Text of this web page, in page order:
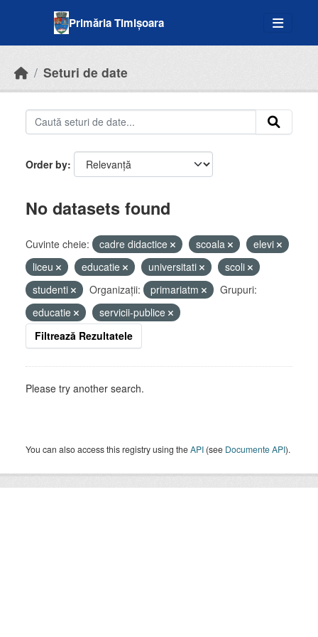
Primăria Timișoara
Seturi de date
Order by
No datasets found
Cuvinte cheie: cadre didactice scoala
elevi
liceu
educatie universitati
scoli
studenti
Organizații: primariatm
Grupuri:
educatie
servicii-publice
Filtrează Rezultatele
Please try another search.
You can also access this registry using theAPI (see Documente API).